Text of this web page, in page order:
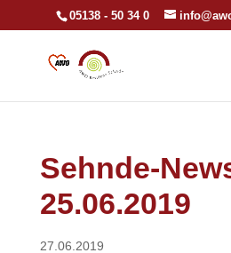
05138 - 50 34 0
Sehnde-
25.06.2019
27.06.2019